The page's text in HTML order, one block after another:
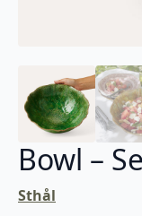
Bowl –
Sthål